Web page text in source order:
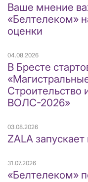
Ваше мнение
«Белтелеком»
оценки
04.08.2026
В Бресте
Строительство
ВОЛС-2026»
03.08.2026
ZALA
31.07.2026
«Белтелеком»